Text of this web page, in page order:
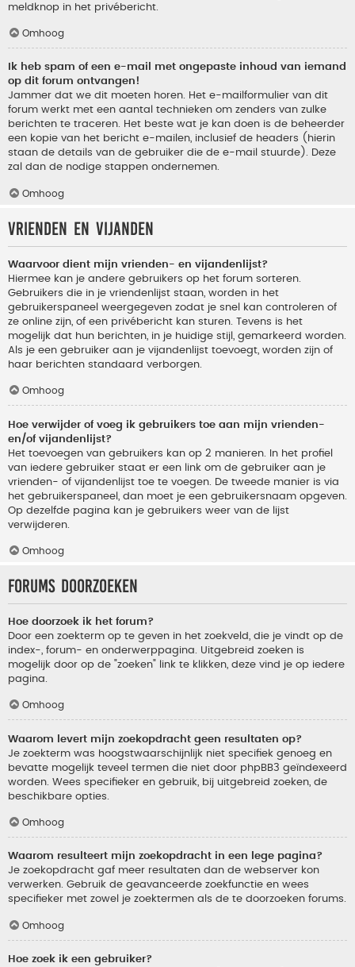
meldknop in het privébericht.
Omhoog
Ik heb spam of een e-mail met ongepaste inhoud van iemand
op dit forum ontvangen!
Jammer dat we dit moeten horen. Het e-mailformulier van dit
forum werkt met een aantal technieken om zenders van zulke
berichten te traceren. Het beste wat je kan doen is de beheerder
een kopie van het bericht e-mailen, inclusief de headers (hierin
staan de details van de gebruiker die de e-mail stuurde). Deze
zal dan de nodige stappen ondernemen.
Omhoog
Vrienden en vijanden
Waarvoor dient mijn vrienden- en vijandenlijst?
Hiermee kan je andere gebruikers op het forum sorteren.
Gebruikers die in je vriendenlijst staan, worden in het
gebruikerspaneel weergegeven zodat je snel kan controleren of
ze online zijn, of een privébericht kan sturen. Tevens is het
mogelijk dat hun berichten, in je huidige stijl, gemarkeerd worden.
Als je een gebruiker aan je vijandenlijst toevoegt, worden zijn of
haar berichten standaard verborgen.
Omhoog
Hoe verwijder of voeg ik gebruikers toe aan mijn vrienden-
en/of vijandenlijst?
Het toevoegen van gebruikers kan op 2 manieren. In het profiel
van iedere gebruiker staat er een link om de gebruiker aan je
vrienden- of vijandenlijst toe te voegen. De tweede manier is via
het gebruikerspaneel, dan moet je een gebruikersnaam opgeven.
Op dezelfde pagina kan je gebruikers weer van de lijst
verwijderen.
Omhoog
Forums doorzoeken
Hoe doorzoek ik het forum?
Door een zoekterm op te geven in het zoekveld, die je vindt op de
index-, forum- en onderwerppagina. Uitgebreid zoeken is
mogelijk door op de "zoeken" link te klikken, deze vind je op iedere
pagina.
Omhoog
Waarom levert mijn zoekopdracht geen resultaten op?
Je zoekterm was hoogstwaarschijnlijk niet specifiek genoeg en
bevatte mogelijk teveel termen die niet door phpBB3 geïndexeerd
worden. Wees specifieker en gebruik, bij uitgebreid zoeken, de
beschikbare opties.
Omhoog
Waarom resulteert mijn zoekopdracht in een lege pagina?
Je zoekopdracht gaf meer resultaten dan de webserver kon
verwerken. Gebruik de geavanceerde zoekfunctie en wees
specifieker met zowel je zoektermen als de te doorzoeken forums.
Omhoog
Hoe zoek ik een gebruiker?